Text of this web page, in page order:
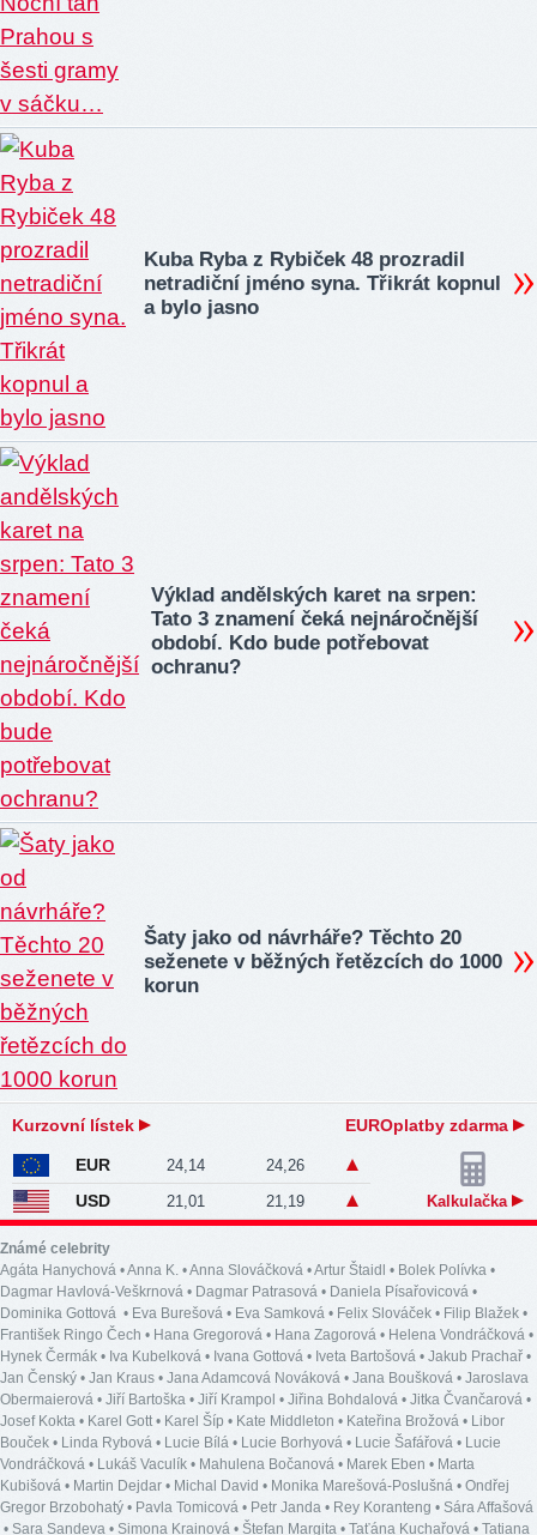
Kuba Ryba z Rybiček 48 prozradil
netradiční jméno syna. Třikrát kopnul
a bylo jasno
Výklad andělských karet na srpen:
Tato 3 znamení čeká nejnáročnější
období. Kdo bude potřebovat
ochranu?
Šaty jako od návrháře? Těchto 20
seženete v běžných řetězcích do 1000
korun
Kurzovní lístek EUROplatby zdarma
EUR 24,14 24,26
USD 21,01 21,19 Kalkulačka
Známé celebrity
Agáta Hanychová •Anna K. •Anna Slováčková •Artur Štaidl • Bolek Polívka •
Dagmar Havlová-Veškrnová • Dagmar Patrasová • Daniela Písařovicová •
Dominika Gottová • Eva Burešová • Eva Samková • Felix Slováček • Filip Blažek •
František Ringo Čech • Hana Gregorová • Hana Zagorová • Helena Vondráčková •
Hynek Čermák • Iva Kubelková • Ivana Gottová • Iveta Bartošová • Jakub Prachař •
Jan Čenský • Jan Kraus • Jana Adamcová Nováková • Jana Boušková • Jaroslava
Obermaierová • Jiří Bartoška • Jiří Krampol • Jiřina Bohdalová • Jitka Čvančarová •
Josef Kokta • Karel Gott• Karel Šíp • Kate Middleton • Kateřina Brožová • Libor
Bouček • Linda Rybová • Lucie Bílá • Lucie Borhyová • Lucie Šafářová • Lucie
Vondráčková • Lukáš Vaculík • Mahulena Bočanová • Marek Eben • Marta
Kubišová • Martin Dejdar • Michal David • Monika Marešová-Poslušná • Ondřej
Gregor Brzobohatý • Pavla Tomicová • Petr Janda • Rey Koranteng • Sára Affašová
• Sara Sandeva • Simona Krainová • Štefan Margita • Taťána Kuchařová • Tatiana